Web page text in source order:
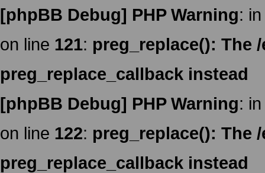
[phpBB Debug] PHP Warning:
on line 121: preg_replace(): The
preg_replace_callback instead
[phpBB Debug] PHP Warning:
on line 122: preg_replace(): The
preg_replace_callback instead